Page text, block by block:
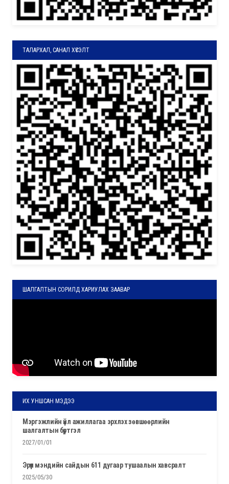
ТАЛАРХАЛ, САНАЛ ХҮСЭЛТ
ШАЛГАЛТЫН СОРИЛД ХАРИУЛАХ ЗААВАР
ИХ УНШСАН МЭДЭЭ
мэргэжлийн үйл ажиллагаа эрхлэх зөвшөөрлийн
шалгалтын бүртгэл
2027/01/01
эрүүл мэндийн сайдын 611 дугаар тушаалын хавсралт
2025/05/30